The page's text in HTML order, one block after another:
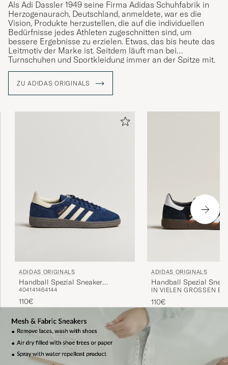
Als Adi Dassler 1949 seine Firma Adidas Schuhfabrik in
Herzogenaurach, Deutschland, anmeldete, war es die
Vision, Produkte herzustellen, die auf die individuellen
Bedürfnisse jedes Athleten zugeschnitten sind, um
bessere Ergebnisse zu erzielen. Etwas, das bis heute das
Leitmotiv der Marke ist. Seitdem läuft man bei
Turnschuhen und Sportkleidung immer an der Spitze mit.
Geschichte und größten Fortschritt zurück und bieten eine
Auswahl wiederbelebter Retro-Klassiker in Form der
Produkten in einer innovativen Designsprache.
ZU ADIDAS ORIGINALS
ADIDAS ORIGINALS
Handball Spezial Sneaker
Navy/White
404141464144
110€
ADIDAS ORIGINALS
Handball Spezial
Black/White
IN VIELEN GRÖSSEN
110€